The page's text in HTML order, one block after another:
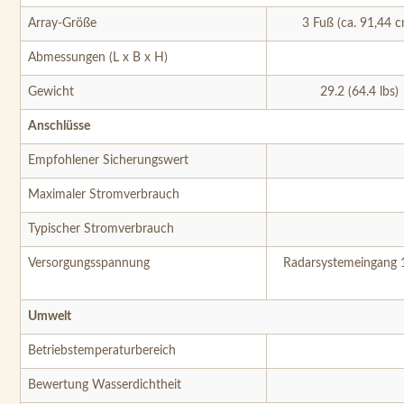
Array-Größe 3 Fuß (ca. 91,44
Abmessungen (L x B x H)
Gewicht 29.2 (64.4 lbs)
Anschlüsse
Empfohlener Sicherungswert
Maximaler Stromverbrauch
Typischer Stromverbrauch
Versorgungsspannung
Umwelt
Betriebstemperaturbereich
Bewertung Wasserdichtheit